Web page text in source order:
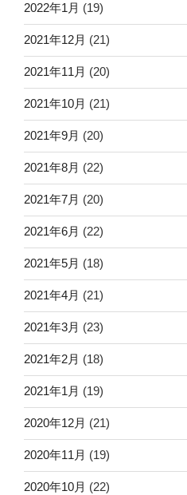
2022年1月 (19)
2021年12月 (21)
2021年11月 (20)
2021年10月 (21)
2021年9月 (20)
2021年8月 (22)
2021年7月 (20)
2021年6月 (22)
2021年5月 (18)
2021年4月 (21)
2021年3月 (23)
2021年2月 (18)
2021年1月 (19)
2020年12月 (21)
2020年11月 (19)
2020年10月 (22)